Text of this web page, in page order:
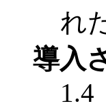
れ
導入
1.4